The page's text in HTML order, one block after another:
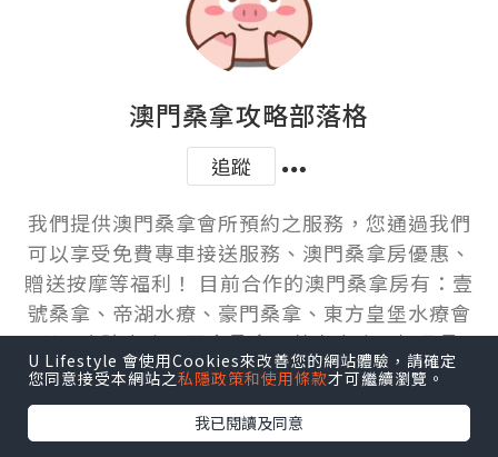
澳門桑拿攻略部落格
追蹤
我們提供澳門桑拿會所預約之服務，您通過我們
可以享受免費專車接送服務、澳門桑拿房優惠、
贈送按摩等福利！ 目前合作的澳門桑拿房有：壹
號桑拿、帝湖水療、豪門桑拿、東方皇堡水療會
所、玖號水療、晉會桑拿、尊貴水療、極品桑
拿、凱旋桑拿、尚品國際水療
U Lifestyle 會使用Cookies來改善您的網站體驗，請確定
您同意接受本網站之私隱政策和使用條款才可繼續瀏覽。
我已閱讀及同意